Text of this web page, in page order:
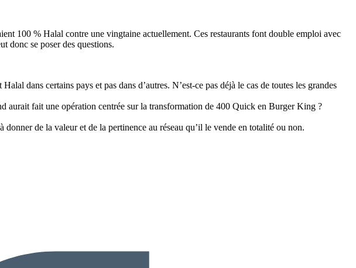
100 % Halal contre une vingtaine actuellement. Ces restaurants font double emploi avec
donc se poser des questions.
dans certains pays et pas dans d’autres. N’est-ce pas déjà le cas de toutes les grandes
aurait fait une opération centrée sur la transformation de 400 Quick en Burger King ?
de la valeur et de la pertinence au réseau qu’il le vende en totalité ou non.